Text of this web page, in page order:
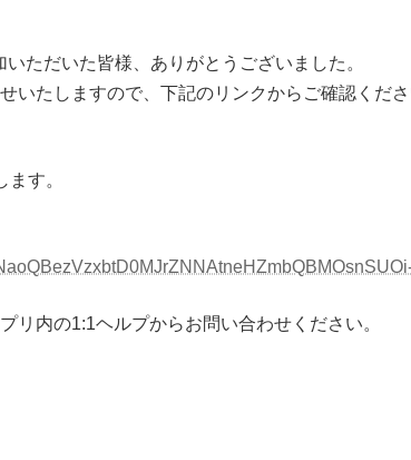
ただいた皆様、ありがとうございました。
いたしますので、下記のリンクからご確認くださ
す。
リ内の1:1ヘルプからお問い合わせください。